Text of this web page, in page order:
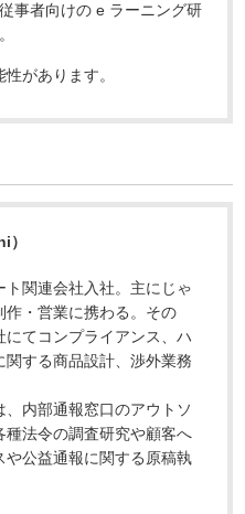
事者向けの e ラーニング研
があります。
関連会社入社。主にじゃ
作・営業に携わる。その
てコンプライアンス、ハ
する商品設計、渉外業務
内部通報窓口のアウトソ
種法令の調査研究や顧客へ
公益通報に関する原稿執